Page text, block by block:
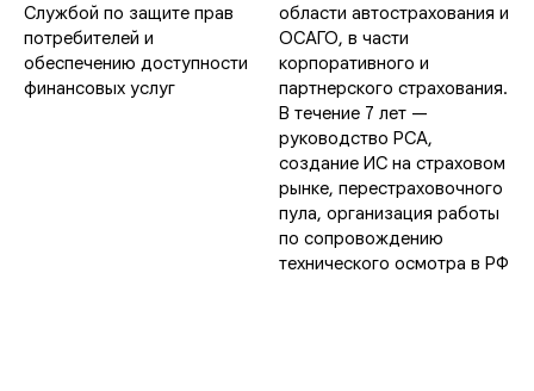
Службой по защите прав
потребителей и
обеспечению доступности
финансовых услуг
области автострахования и
ОСАГО, в части
корпоративного и
партнерского страхования.
В течение 7 лет —
руководство РСА,
создание ИС на страховом
рынке, перестраховочного
пула, организация работы
по сопровождению
технического осмотра в РФ